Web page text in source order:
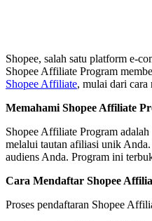
Shopee, salah satu platform e-
Shopee Affiliate Program
Shopee Affiliate, mulai dari cara
Memahami Shopee Affiliate
Shopee Affiliate Program
melalui tautan afiliasi unik
audiens Anda. Program ini
Cara Mendaftar Shopee
Proses pendaftaran Shopee